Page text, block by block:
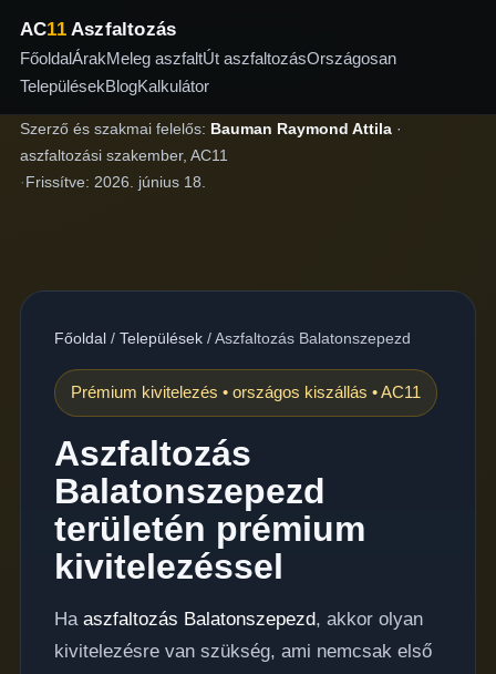
AC11Aszfaltozás
FőoldalÁrakMeleg aszfaltÚt aszfaltozásOrszágosan
TelepülésekBlogKalkulátor
Szerző és szakmai felelős: Bauman Raymond Attila·
aszfaltozási szakember, AC11
·Frissítve: 2026. június 18.
Főoldal/ Települések/Aszfaltozás Balatonszepezd
Prémium kivitelezés • országos kiszállás • AC11
Aszfaltozás
Balatonszepezd
területén prémium
kivitelezéssel
Ha aszfaltozás Balatonszepezd, akkor olyan
kivitelezésre van szükség, ami nemcsak első